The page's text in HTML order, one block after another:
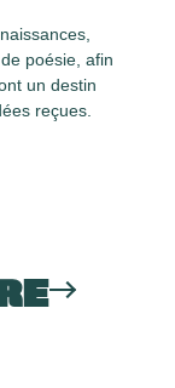
poésie, afin
un destin
reçues.